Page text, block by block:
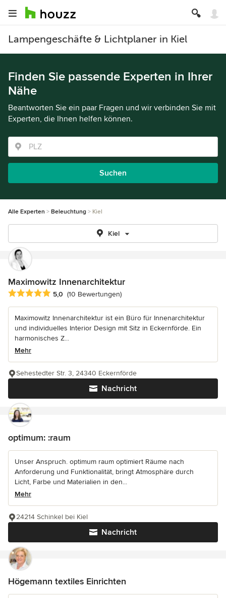
Lampengeschäfte & Lichtplaner in Kiel
Finden Sie passende Experten in Ihrer
Nähe
Beantworten Sie ein paar Fragen und wir verbinden Sie mit
Experten, die Ihnen helfen können.
Suchen
Alle Experten Beleuchtung Kiel
Kiel
Maximowitz Innenarchitektur
Durchschnittliche Bewertung: 5 von 5 Sternen
5,0 (10 Bewertungen)
Maximowitz Innenarchitektur ist ein Büro für Innenarchitektur
und individuelles Interior Design mit Sitz in Eckernförde. Ein
harmonisches Z...
Mehr
Nachricht
Sehestedter Str. 3, 24340 Eckernförde
optimum: :raum
Unser Anspruch. optimum raum optimiert Räume nach
Anforderung und Funktionalität, bringt Atmosphäre durch
Licht, Farbe und Materialien in den...
Mehr
Nachricht
24214 Schinkel bei Kiel
Högemann textiles Einrichten